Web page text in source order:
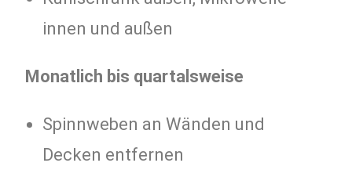
innen und außen
Monatlich bis quartalsweise
Spinnweben an Wänden und
Decken entfernen